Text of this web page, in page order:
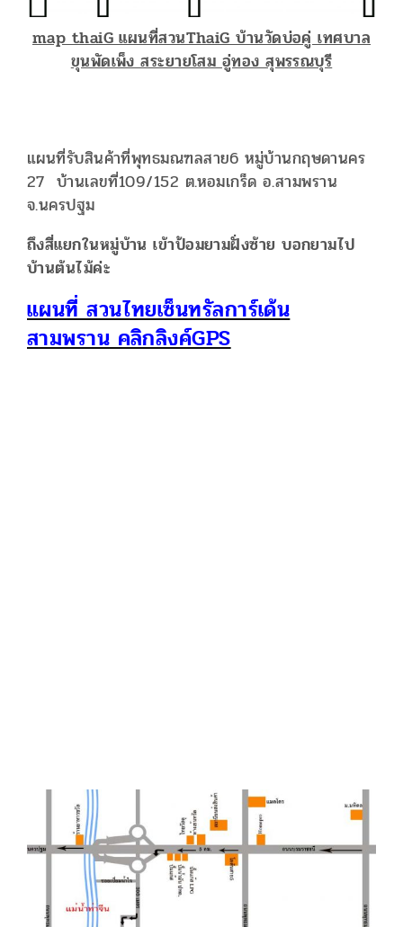
map thaiG แผนที่สวนThaiG บ้านวัดบ่อคู่ เทศบาล
ขุนพัดเพ็ง สระยายโสม อู่ทอง สุพรรณบุรี
แผนที่รับสินค้าที่พุทธมณฑลสาย6 หมู่บ้านกฤษดานคร
27 บ้านเลขที่109/152 ต.หอมเกร็ด อ.สามพราน
จ.นครปฐม
ถึงสี่แยกในหมู่บ้าน เข้าป้อมยามฝั่งซ้าย บอกยามไป
บ้านต้นไม้ค่ะ
แผนที่ สวนไทยเซ็นทรัลการ์เด้น
สามพราน คลิกลิงค์GPS